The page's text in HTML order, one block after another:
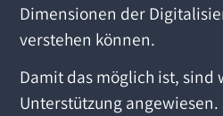
Dimensionen der
verstehen können.
Damit das möglich ist, sind
Unterstützung